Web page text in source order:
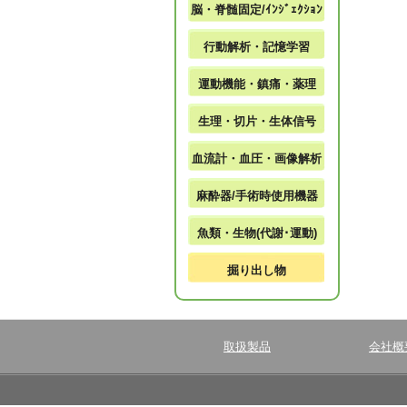
脳・脊髄固定/ｲﾝｼﾞｪｸｼｮﾝ
行動解析・記憶学習
運動機能・鎮痛・薬理
生理・切片・生体信号
血流計・血圧・画像解析
麻酔器/手術時使用機器
魚類・生物(代謝･運動)
掘り出し物
取扱製品 会社概